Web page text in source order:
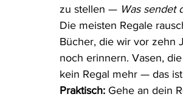
zu stellen — Was sendet
Die meisten Regale
Bücher, die wir vor zehn
noch erinnern. Vasen,
kein Regal mehr — das
Praktisch: Gehe an dein